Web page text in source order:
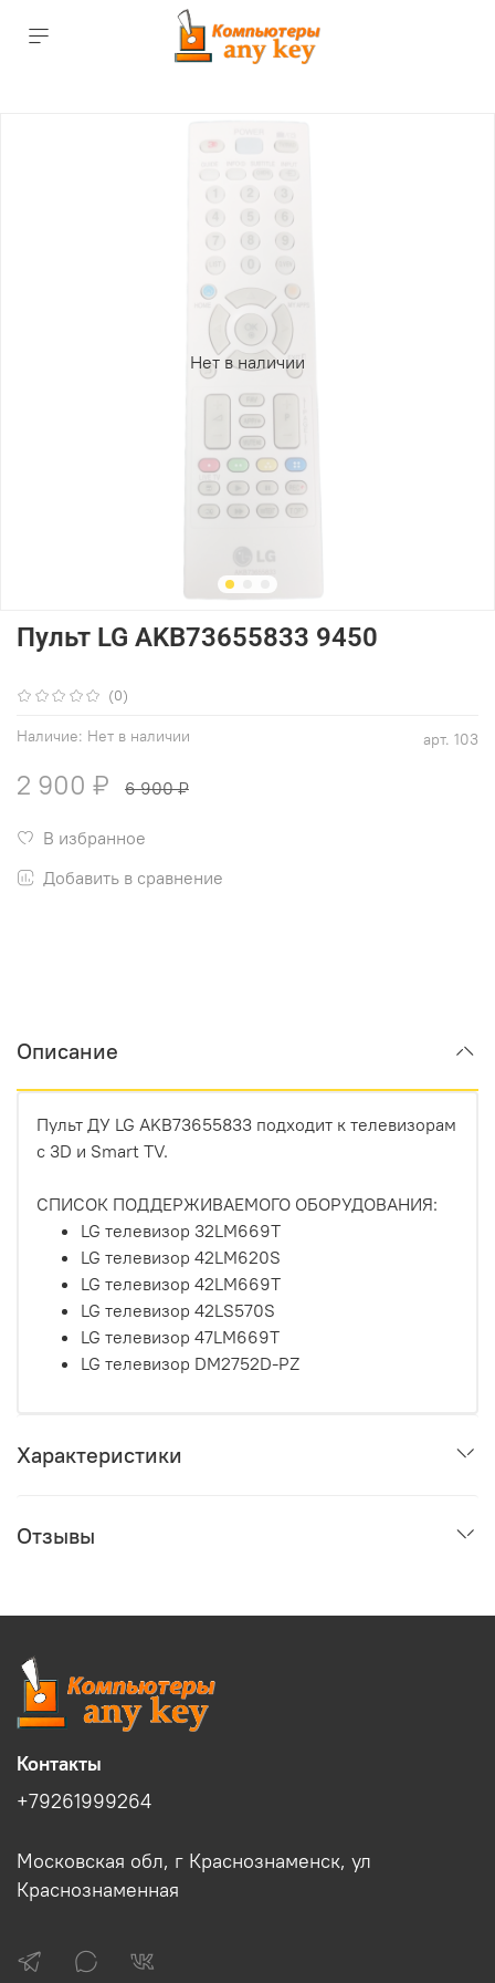
Нет в наличии
(0)
арт. 103
Наличие: Нет в наличии
Пульт LG AKB73655833 9450
2 900 ₽ 6 900 ₽
В избранное
Добавить в сравнение
Описание
Пульт ДУ LG AKB73655833 подходит к телевизорам
с 3D и Smart TV.
CПИСОК ПОДДЕРЖИВАЕМОГО ОБОРУДОВАНИЯ:
LG телевизор 32LM669T
LG телевизор 42LM620S
LG телевизор 42LM669T
LG телевизор 42LS570S
LG телевизор 47LM669T
LG телевизор DM2752D-PZ
Характеристики
Отзывы
Контакты
+79261999264
Московская обл, г Краснознаменск, ул
Краснознаменная